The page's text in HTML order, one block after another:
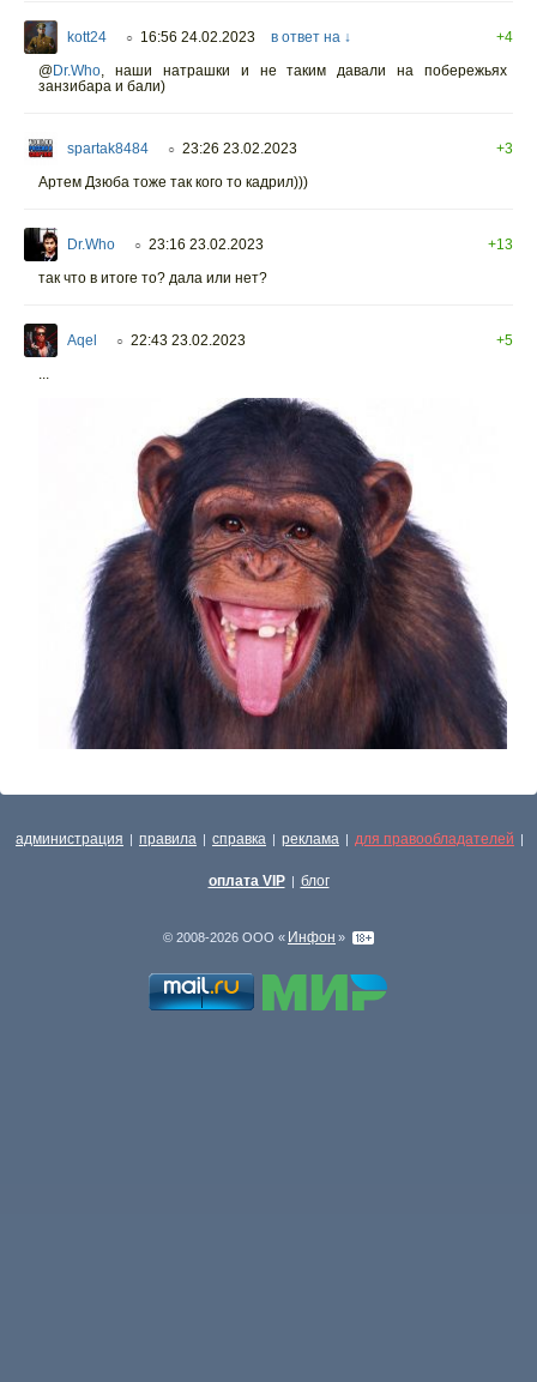
kott24 ○ 16:56 24.02.2023 в ответ на ↓
+4
@Dr.Who , наши натрашки и не таким давали на побережьях
занзибара и бали)
spartak8484 ○ 23:26 23.02.2023
+3
Артем Дзюба тоже так кого то кадрил)))
Dr.Who ○ 23:16 23.02.2023
+13
так что в итоге то? дала или нет?
Aqel ○ 22:43 23.02.2023
+5
администрация | правила | справка | реклама | для правообладателей |
оплата VIP | блог
© 2008-2026 ООО « Инфон »